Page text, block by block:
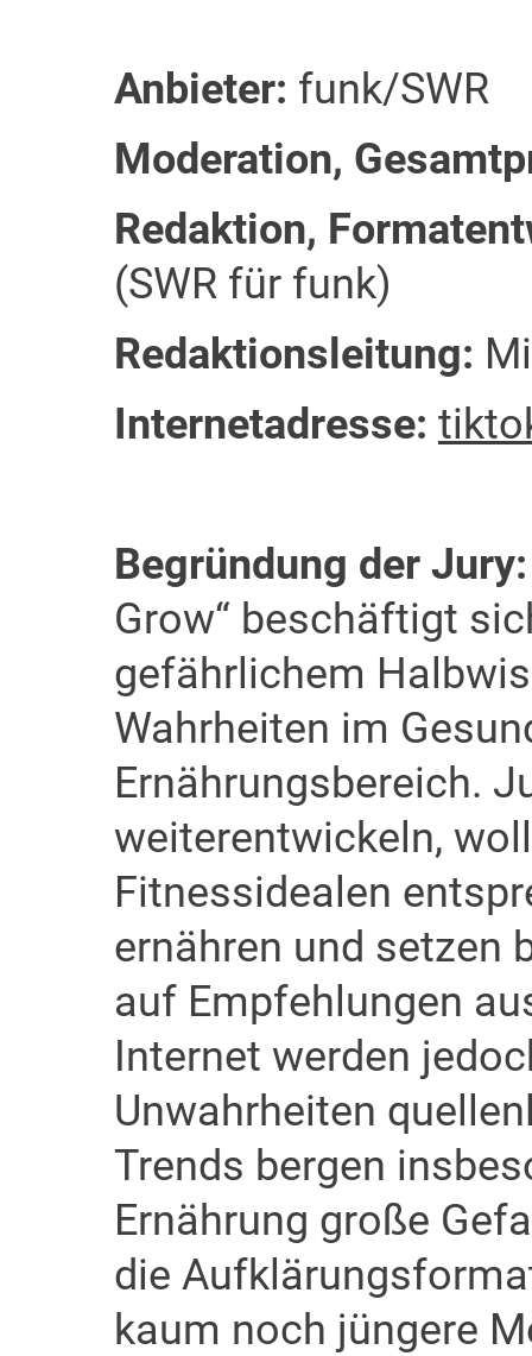
Anbieter: funk/SWR
Moderation,
Redaktion,
(SWR für funk)
Redaktionsleitung:
Internetadresse:
Begründung der
Grow“ beschäftigt
gefährlichem
Wahrheiten im
Ernährungsbereich.
weiterentwickeln,
Fitnessidealen
ernähren und setzen
auf Empfehlungen
Internet werden
Unwahrheiten
Trends bergen
Ernährung große
die
kaum noch jüngere